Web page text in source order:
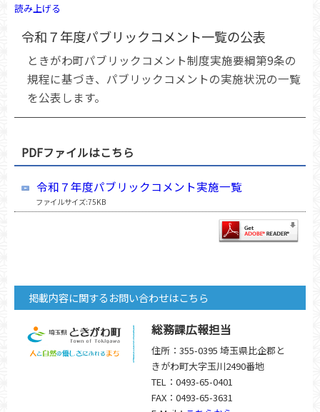
読み上げる
令和７年度パブリックコメント一覧の公表
ときがわ町パブリックコメント制度実施要綱第9条の
規程に基づき、パブリックコメントの実施状況の一覧
を公表します。
PDFファイルはこちら
令和７年度パブリックコメント実施一覧
ファイルサイズ:75KB
掲載内容に関するお問い合わせはこちら
総務課広報担当
住所：355-0395 埼玉県比企郡と
きがわ町大字玉川2490番地
TEL：0493-65-0401
FAX：0493-65-3631